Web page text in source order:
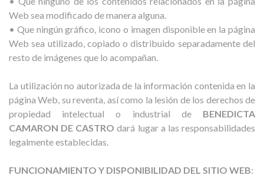
Web sea modificado de manera alguna.
• Que ningún gráfico, icono o imagen disponible en la página
Web sea utilizado, copiado o distribuido separadamente del
resto de imágenes que lo acompañan.
La utilización no autorizada de la información contenida en la
página Web, su reventa, así como la lesión de los derechos de
propiedad intelectual o industrial de BENEDICTA
CAMARON DE CASTRO dará lugar a las responsabilidades
legalmente establecidas.
FUNCIONAMIENTO Y DISPONIBILIDAD DEL SITIO WEB: